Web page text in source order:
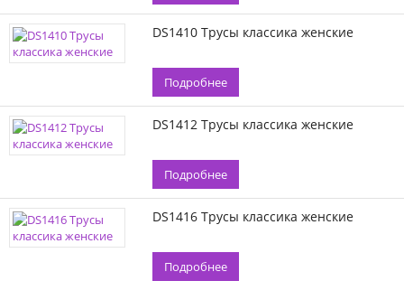
DS1410 Трусы классика женские
Подробнее
DS1412 Трусы классика женские
Подробнее
DS1416 Трусы классика женские
Подробнее